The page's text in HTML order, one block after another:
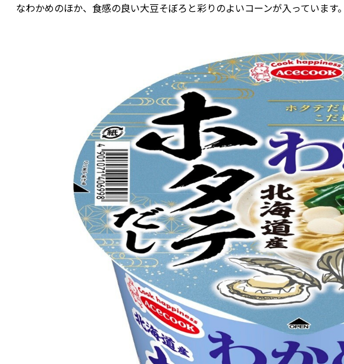
なわかめのほか、食感の良い大豆そぼろと彩りのよいコーンが入っています。